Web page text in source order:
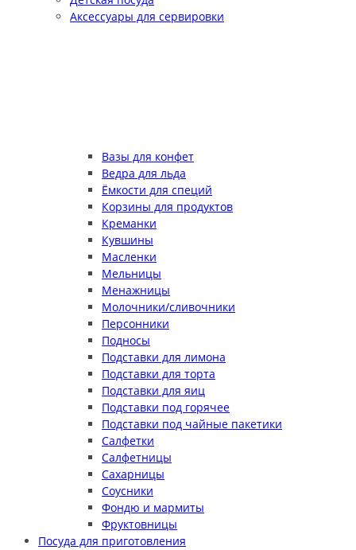
Аксессуары для сервировки
Вазы для конфет
Ведра для льда
Ёмкости для специй
Корзины для продуктов
Креманки
Кувшины
Масленки
Мельницы
Менажницы
Молочники/сливочники
Персонники
Подносы
Подставки для лимона
Подставки для торта
Подставки для яиц
Подставки под горячее
Подставки под чайные пакетики
Салфетки
Салфетницы
Сахарницы
Соусники
Фондю и мармиты
Фруктовницы
Посуда для приготовления